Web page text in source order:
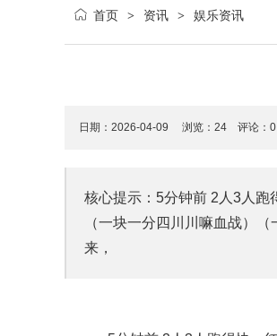
首页 > 资讯 > 娱乐资讯
日期：2026-04-09 浏览： 24 评论：0
核心提示：5分钟前 2人3人跑
（一块一分四川川嘛血战）
来，